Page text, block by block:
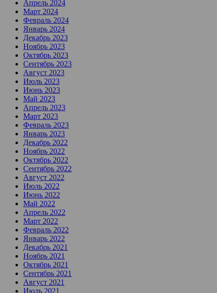
Апрель 2024
Март 2024
Февраль 2024
Январь 2024
Декабрь 2023
Ноябрь 2023
Октябрь 2023
Сентябрь 2023
Август 2023
Июль 2023
Июнь 2023
Май 2023
Апрель 2023
Март 2023
Февраль 2023
Январь 2023
Декабрь 2022
Ноябрь 2022
Октябрь 2022
Сентябрь 2022
Август 2022
Июль 2022
Июнь 2022
Май 2022
Апрель 2022
Март 2022
Февраль 2022
Январь 2022
Декабрь 2021
Ноябрь 2021
Октябрь 2021
Сентябрь 2021
Август 2021
Июль 2021